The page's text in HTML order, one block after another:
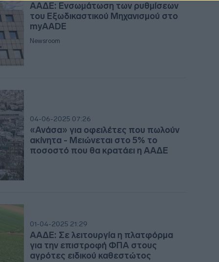
ΑΑΔΕ: Ενσωμάτωση των ρυθμίσεων
του Εξωδικαστικού Μηχανισμού στο
myAADE
Newsroom
04-06-2025 07:26
«Ανάσα» για οφειλέτες που πωλούν
ακίνητα - Μειώνεται στο 5% το
ποσοστό που θα κρατάει η ΑΑΔΕ
01-04-2025 21:29
ΑΑΔΕ: Σε λειτουργία η πλατφόρμα
για την επιστροφή ΦΠΑ στους
αγρότες ειδικού καθεστώτος